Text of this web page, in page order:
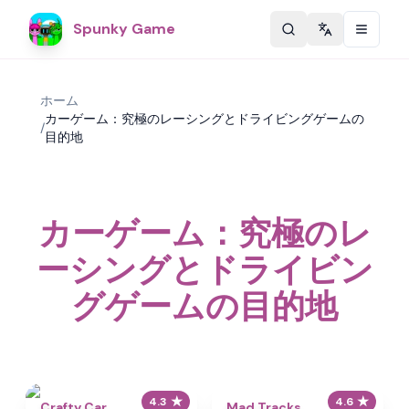
Spunky Game Change
ホーム
/
カーゲーム：究極のレーシングとドライビングゲームの
目的地
カーゲーム：究極のレ
ーシングとドライビン
グゲームの目的地
4.3 ★ 4.6 ★